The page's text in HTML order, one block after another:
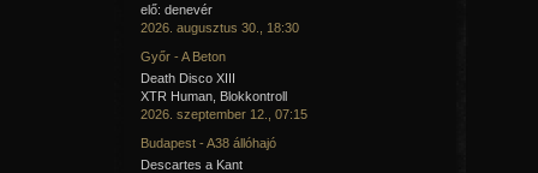
elő: denevér
2026. augusztus 30., 18:30
Győr - A Beton
Death Disco XIII
XTR Human, Blokkontroll
2026. szeptember 12., 07:15
Budapest - A38 állóhajó
Descartes a Kant